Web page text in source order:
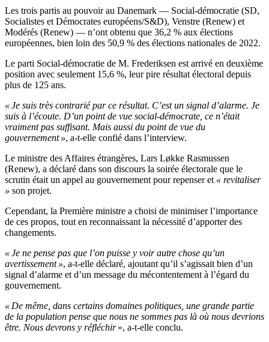
Les trois partis au pouvoir au Danemark — Social-démocratie (SD,
Socialistes et Démocrates européens/S&D), Venstre (Renew) et
Modérés (Renew) — n’ont obtenu que 36,2 % aux élections
européennes, bien loin des 50,9 % des élections nationales de 2022.
Le parti Social-démocratie de M. Frederiksen est arrivé en deuxième
position avec seulement 15,6 %, leur pire résultat électoral depuis
plus de 125 ans.
« Je suis très contrarié par ce résultat. C’est un signal d’alarme. Je
suis à l’écoute. D’un point de vue social-démocrate, ce n’était
vraiment pas suffisant. Mais aussi du point de vue du
gouvernement », a-t-elle confié dans l’interview.
Le ministre des Affaires étrangères, Lars Løkke Rasmussen
(Renew), a déclaré dans son discours la soirée électorale que le
scrutin était un appel au gouvernement pour repenser et « revitaliser
» son projet.
Cependant, la Première ministre a choisi de minimiser l’importance
de ces propos, tout en reconnaissant la nécessité d’apporter des
changements.
« Je ne pense pas que l’on puisse y voir autre chose qu’un
avertissement », a-t-elle déclaré, ajoutant qu’il s’agissait bien d’un
signal d’alarme et d’un message du mécontentement à l’égard du
gouvernement.
« De même, dans certains domaines politiques, une grande partie
de la population pense que nous ne sommes pas là où nous devrions
être. Nous devrons y réfléchir», a-t-elle conclu.